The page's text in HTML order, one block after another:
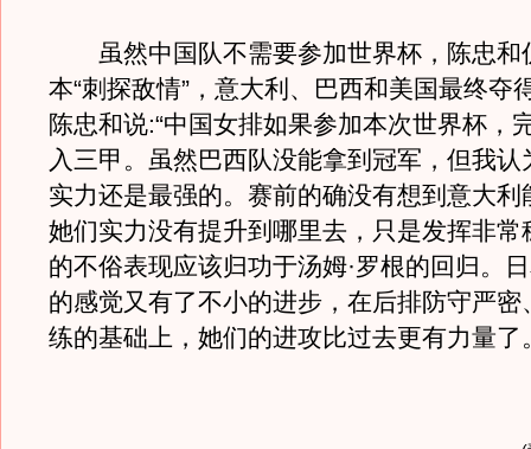
虽然中国队不需要参加世界杯，陈忠和
本“刺探敌情”，意大利、巴西和美国最终夺
陈忠和说:“中国女排如果参加本次世界杯，
入三甲。虽然巴西队没能拿到冠军，但我认
实力还是最强的。赛前的确没有想到意大利
她们实力没有提升到哪里去，只是发挥非常
的不俗表现应该归功于汤姆·罗根的回归。
的感觉又有了不小的进步，在后排防守严密
练的基础上，她们的进攻比过去更有力量了